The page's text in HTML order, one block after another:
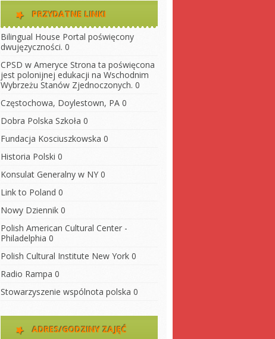
PRZYDATNE LINKI
Bilingual House Portal poświęcony
dwujęzyczności. 0
CPSD w Ameryce Strona ta poświęcona
jest polonijnej edukacji na Wschodnim
Wybrzeżu Stanów Zjednoczonych. 0
Częstochowa, Doylestown, PA 0
Dobra Polska Szkoła 0
Fundacja Kosciuszkowska 0
Historia Polski 0
Konsulat Generalny w NY 0
Link to Poland 0
Nowy Dziennik 0
Polish American Cultural Center -
Philadelphia 0
Polish Cultural Institute New York 0
Radio Rampa 0
Stowarzyszenie wspólnota polska 0
ADRES/GODZINY ZAJĘĆ